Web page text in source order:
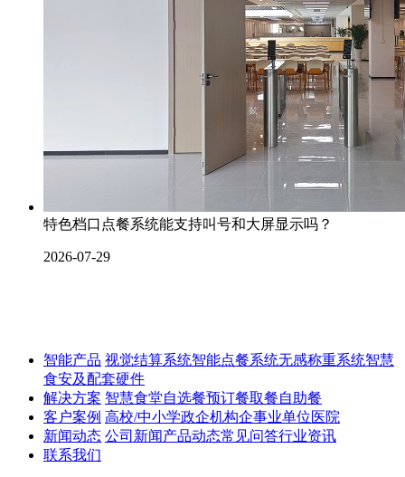
特色档口点餐系统能支持叫号和大屏显示吗？
2026-07-29
智能产品 视觉结算系统智能点餐系统无感称重系统智慧
食安及配套硬件
解决方案 智慧食堂自选餐预订餐取餐自助餐
客户案例 高校/中小学政企机构企事业单位医院
新闻动态 公司新闻产品动态常见问答行业资讯
联系我们